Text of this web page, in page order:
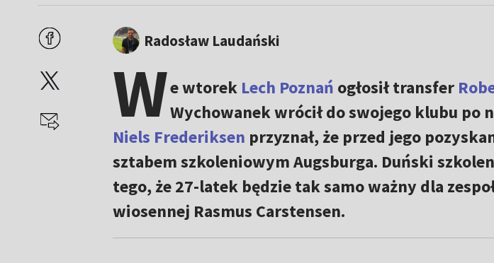
Radosław Laudański
We wtorek Lech Poznań ogłosił transfer
Wychowanek wrócił do swojego klubu po
Niels Frederiksen przyznał, że przed jego
sztabem szkoleniowym Augsburga. Duński
tego, że 27-latek będzie tak samo ważny dla
wiosennej Rasmus Carstensen.